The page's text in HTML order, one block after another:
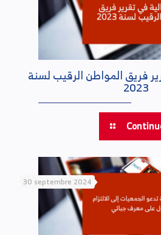
فريق المواطن الرقيب لسنة
2023
30 septembre 2024